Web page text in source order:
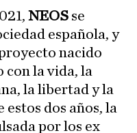
NEOS se
española, y
nacido
con la vida, la
la libertad y la
dos años, la
por los ex